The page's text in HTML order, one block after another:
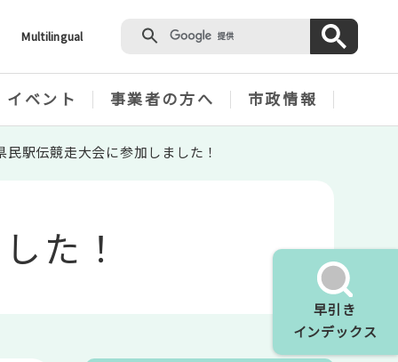
Multilingual
早引き
インデックス
イベント 事業者の方へ 市政情報
民駅伝競走大会に参加しました！
た！